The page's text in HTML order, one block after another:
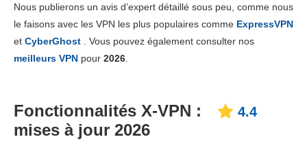
Fiabilité & support 6.3
Nous publierons un avis d’expert détaillé sous peu, comme nous
le faisons avec les VPN les plus populaires comme ExpressVPN
et CyberGhost . Vous pouvez également consulter nos
meilleurs VPN pour 2026.
Fonctionnalités X-VPN :
mises à jour 2026
4.4